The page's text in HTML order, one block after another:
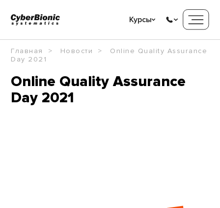
Курсы
Главная Новости
Online Quality Assurance
Day 2021
Online Quality Assurance
Day 2021